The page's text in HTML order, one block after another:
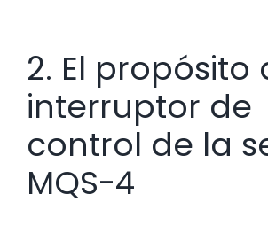
2. El propósito
interruptor de
control de la
MQS-4